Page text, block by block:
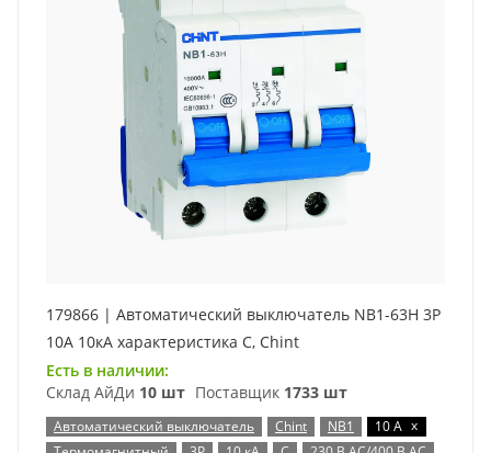
179866 | Автоматический выключатель NB1-63H 3P
10А 10кА характеристика C, Chint
Есть в наличии:
Склад АйДи 10 шт Поставщик 1733 шт
Автоматический выключатель Chint NB1 10 А x